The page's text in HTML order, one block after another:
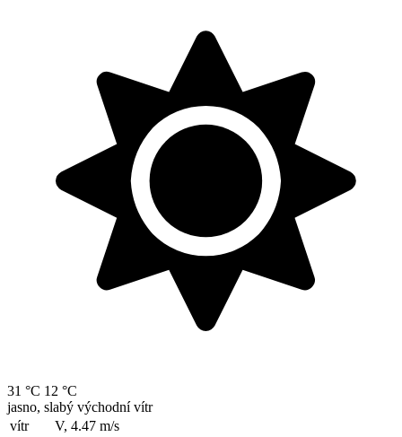
31 °C 12 °C
jasno, slabý východní vítr
vítr
V, 4.47 m/s